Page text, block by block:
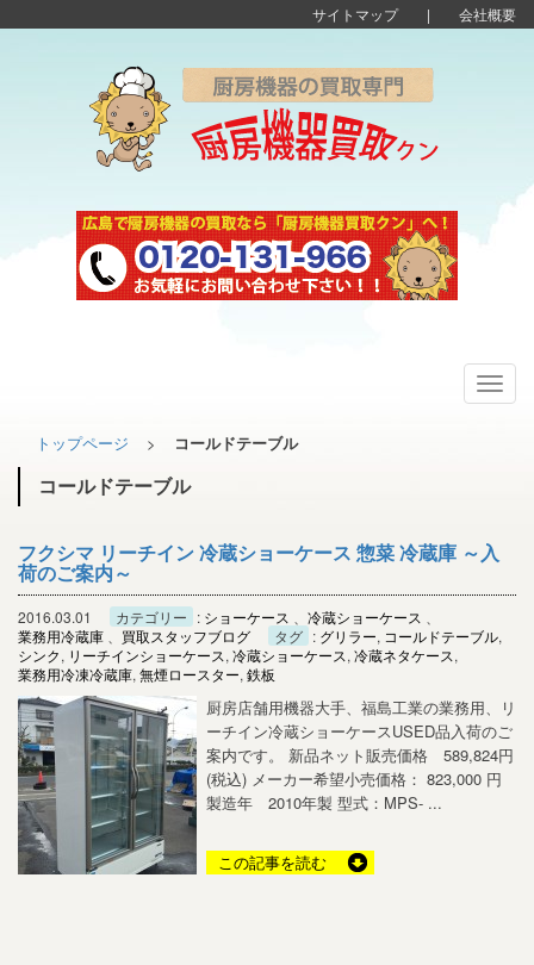
サイトマップ| 会社概要
トップページ > コールドテーブル
コールドテーブル
フクシマ リーチイン 冷蔵ショーケース 惣菜 冷蔵庫 ～入
荷のご案内～
2016.03.01 カテゴリー : ショーケース 冷蔵ショーケース
業務用冷蔵庫
買取スタッフブログ タグ : グリラー, コールドテーブル,
シンク, リーチインショーケース, 冷蔵ショーケース, 冷蔵ネタケース,
業務用冷凍冷蔵庫, 無煙ロースター, 鉄板
厨房店舗用機器大手、福島工業の業務用、リ
ーチイン冷蔵ショーケースUSED品入荷のご
案内です。 新品ネット販売価格 589,824円
(税込) メーカー希望小売価格： 823,000 円
製造年 2010年製 型式：MPS- ...
この記事を読む